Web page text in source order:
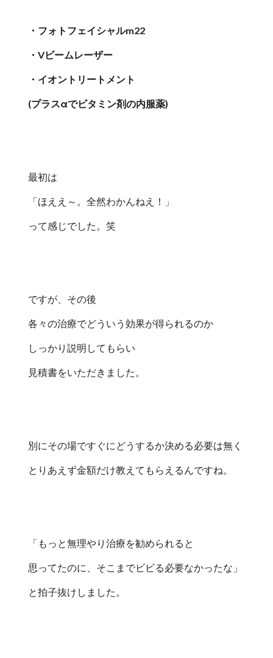
・フォトフェイシャルm22
・Vビームレーザー
・イオントリートメント
(プラスαでビタミン剤の内服薬)
最初は
「ほええ～。全然わかんねえ！」
って感じでした。笑
ですが、その後
各々の治療でどういう効果が得られるのか
しっかり説明してもらい
見積書をいただきました。
別にその場ですぐにどうするか決める必要は無く
とりあえず金額だけ教えてもらえるんですね。
「もっと無理やり治療を勧められると
思ってたのに、そこまでビビる必要なかったな」
と拍子抜けしました。